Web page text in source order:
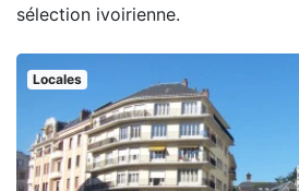
sélection ivoirienne.
Locales